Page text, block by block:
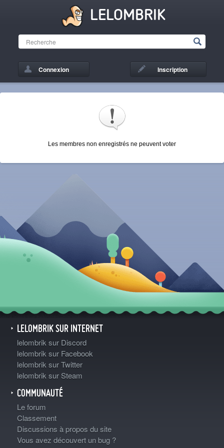
LELOMBRIK
Connexion Inscription
Les membres non enregistrés ne peuvent voter
LELOMBRIK SUR INTERNET
lelombrik sur Discord
lelombrik sur Facebook
lelombrik sur Twitter
lelombrik sur Steam
COMMUNAUTÉ
Le forum
Classement
Discussions à propos du site
Vous avez découvert un bug ?